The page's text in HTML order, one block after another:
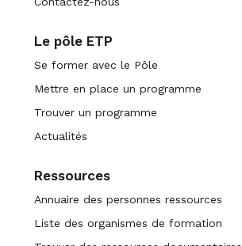
Le pôle ETP
Se former avec le Pôle
Mettre en place un programme
Trouver un programme
Actualités
Ressources
Annuaire des personnes ressources
Liste des organismes de formation